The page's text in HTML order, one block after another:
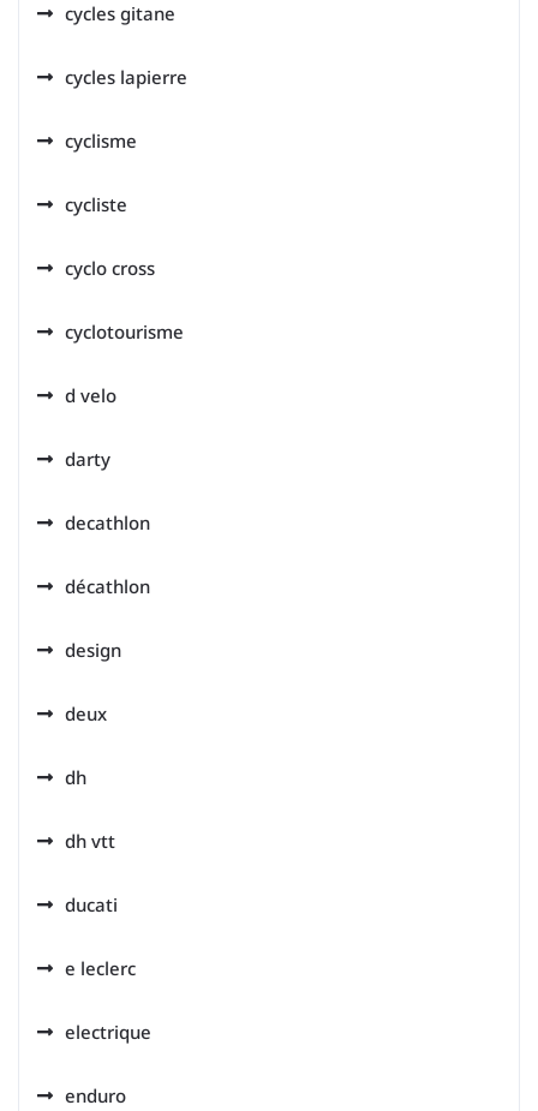
cycles gitane
cycles lapierre
cyclisme
cycliste
cyclo cross
cyclotourisme
d velo
darty
decathlon
décathlon
design
deux
dh
dh vtt
ducati
e leclerc
electrique
enduro